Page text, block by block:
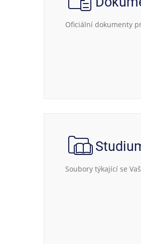
Oficiální dokumenty
Soubory týkající se